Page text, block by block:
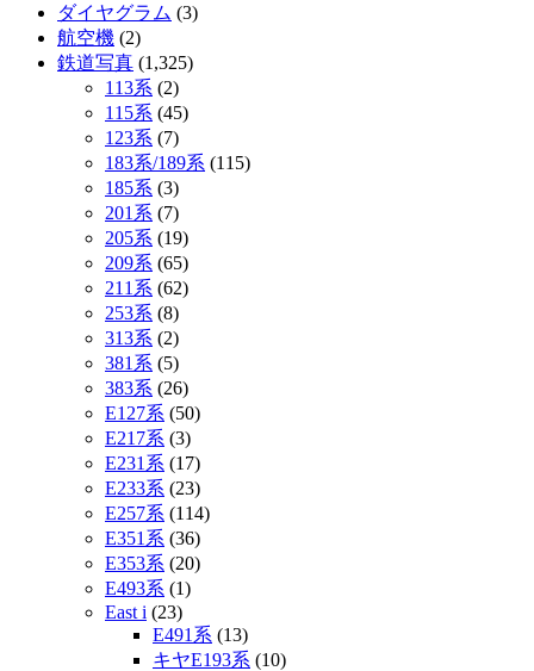
ダイヤグラム (3)
航空機 (2)
鉄道写真 (1,325)
113系 (2)
115系 (45)
123系 (7)
183系/189系 (115)
185系 (3)
201系 (7)
205系 (19)
209系 (65)
211系 (62)
253系 (8)
313系 (2)
381系 (5)
383系 (26)
E127系 (50)
E217系 (3)
E231系 (17)
E233系 (23)
E257系 (114)
E351系 (36)
E353系 (20)
E493系 (1)
East i (23)
E491系 (13)
キヤE193系 (10)